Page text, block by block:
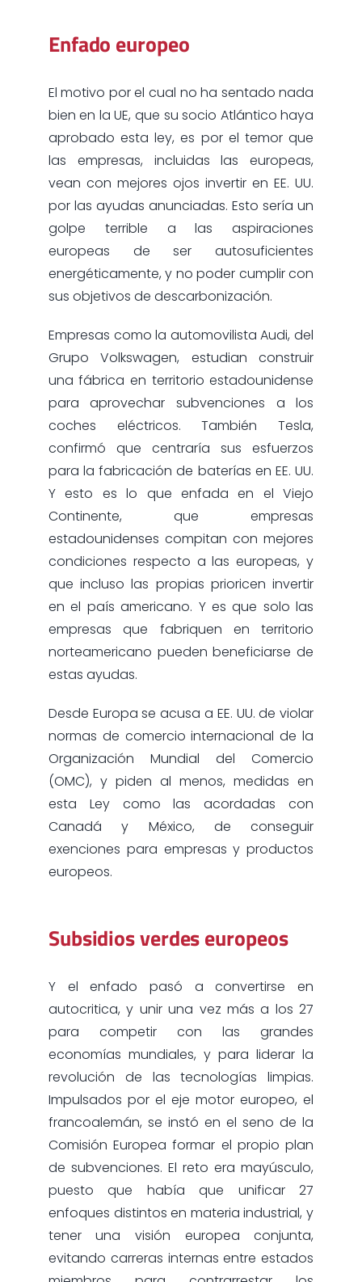
Enfado europeo
El motivo por el cual no ha sentado nada
bien en la UE, que su socio Atlántico haya
aprobado esta ley, es por el temor que
las empresas, incluidas las europeas,
vean con mejores ojos invertir en EE. UU.
por las ayudas anunciadas. Esto sería un
golpe terrible a las aspiraciones
europeas de ser autosuficientes
energéticamente, y no poder cumplir con
sus objetivos de descarbonización.
Empresas como la automovilista Audi, del
Grupo Volkswagen, estudian construir
una fábrica en territorio estadounidense
para aprovechar subvenciones a los
coches eléctricos. También Tesla,
confirmó que centraría sus esfuerzos
para la fabricación de baterías en EE. UU.
Y esto es lo que enfada en el Viejo
Continente, que empresas
estadounidenses compitan con mejores
condiciones respecto a las europeas, y
que incluso las propias prioricen invertir
en el país americano. Y es que solo las
empresas que fabriquen en territorio
norteamericano pueden beneficiarse de
estas ayudas.
Desde Europa se acusa a EE. UU. de violar
normas de comercio internacional de la
Organización Mundial del Comercio
(OMC), y piden al menos, medidas en
esta Ley como las acordadas con
Canadá y México, de conseguir
exenciones para empresas y productos
europeos.
Subsidios verdes europeos
Y el enfado pasó a convertirse en
autocritica, y unir una vez más a los 27
para competir con las grandes
economías mundiales, y para liderar la
revolución de las tecnologías limpias.
Impulsados por el eje motor europeo, el
francoalemán, se instó en el seno de la
Comisión Europea formar el propio plan
de subvenciones. El reto era mayúsculo,
puesto que había que unificar 27
enfoques distintos en materia industrial, y
tener una visión europea conjunta,
evitando carreras internas entre estados